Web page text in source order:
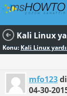
Kali Linux
Konu: Kali Linux
mfo123
04-30-